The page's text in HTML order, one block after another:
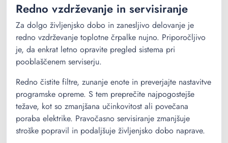
Redno vzdrževanje in servisiranje
Za dolgo življenjsko dobo in zanesljivo delovanje je
redno vzdrževanje toplotne črpalke nujno. Priporočljivo
je, da enkrat letno opravite pregled sistema pri
pooblaščenem serviserju.
Redno čistite filtre, zunanje enote in preverjajte nastavitve
programske opreme. S tem preprečite najpogostejše
težave, kot so zmanjšana učinkovitost ali povečana
poraba elektrike. Pravočasno servisiranje zmanjšuje
stroške popravil in podaljšuje življenjsko dobo naprave.